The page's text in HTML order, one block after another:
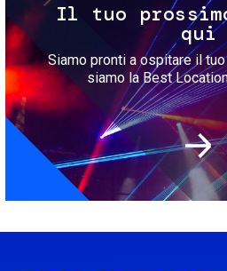
Il tuo
qui
Siamo pronti a ospitare il
siamo la Best